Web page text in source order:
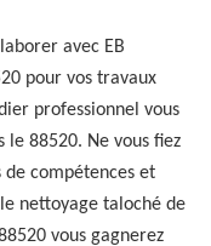
avec EB
pour vos travaux
professionnel vous
le 88520. Ne vous fiez
de compétences et
nettoyage taloché de
vous gagnerez